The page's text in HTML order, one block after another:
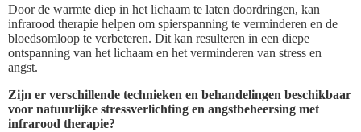
Door de warmte diep in het lichaam te laten doordringen, kan
infrarood therapie helpen om spierspanning te verminderen en de
bloedsomloop te verbeteren. Dit kan resulteren in een diepe
ontspanning van het lichaam en het verminderen van stress en
angst.
Zijn er verschillende technieken en behandelingen beschikbaar
voor natuurlijke stressverlichting en angstbeheersing met
infrarood therapie?